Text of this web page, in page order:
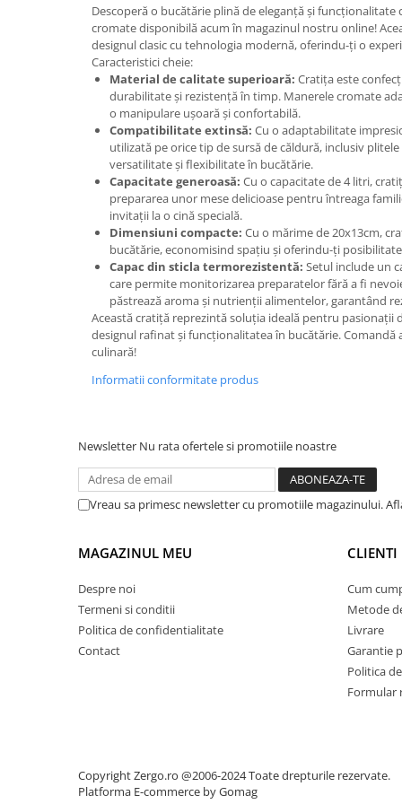
Suporturi si servetele
Tacamuri si seturi
Taietoare manuale
Termosuri si cani termos
Tirbusoane si dopuri
Tocatoare de bucatarie
Ustensile ornare prajituri
Vaze si boluri decorative
Vesela unica folosinta
Suporturi si accesorii de baie
Uscatoare de rufe
Descoperă o bucătărie plină de eleganță și funcționalitate
cromate disponibilă acum în magazinul nostru online!
designul clasic cu tehnologia modernă, oferindu-ți o
Caracteristici cheie:
Material de calitate superioară: Cratița este
durabilitate și rezistență în timp. Manerele cromate
o manipulare ușoară și confortabilă.
Compatibilitate extinsă: Cu o adaptabilitate
utilizată pe orice tip de sursă de căldură, inclusiv
versatilitate și flexibilitate în bucătărie.
Capacitate generoasă: Cu o capacitate de 4 litri,
prepararea unor mese delicioase pentru întreaga
invitații la o cină specială.
Dimensiuni compacte: Cu o mărime de 20x13cm,
bucătărie, economisind spațiu și oferindu-ți
Capac din sticla termorezistentă: Setul include un
care permite monitorizarea preparatelor fără a fi
păstrează aroma și nutrienții alimentelor, garantând
Această cratiță reprezintă soluția ideală pentru pasionații
designul rafinat și funcționalitatea în bucătărie.
culinară!
Informatii conformitate produs
Newsletter Nu rata ofertele si promotiile noastre
Vreau sa primesc newsletter cu promotiile magazinului.
MAGAZINUL MEU
Despre noi
Termeni si conditii
Politica de confidentialitate
Contact
CLIENTI
Cum
Metode
Livrare
Garantie
Politica
Formular
Copyright Zergo.ro @2006-2024 Toate drepturile rezervate.
Platforma E-commerce by Gomag